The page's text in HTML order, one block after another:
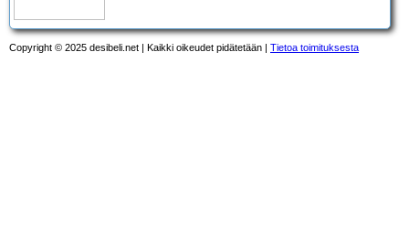
Copyright © 2025 desibeli.net | Kaikki oikeudet pidätetään | Tietoa toimituksesta